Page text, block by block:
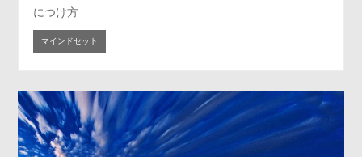
につけ方
マインドセット